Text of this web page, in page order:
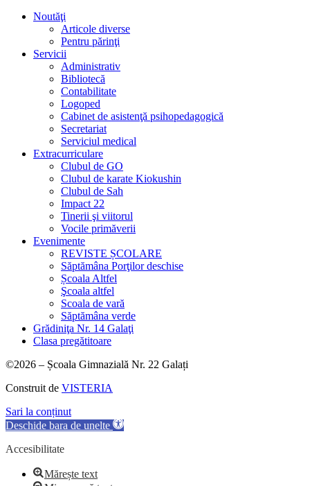
Noutăţi
Articole diverse
Pentru părinţi
Servicii
Administrativ
Bibliotecă
Contabilitate
Logoped
Cabinet de asistenţă psihopedagogică
Secretariat
Serviciul medical
Extracurriculare
Clubul de GO
Clubul de karate Kiokushin
Clubul de Sah
Impact 22
Tinerii şi viitorul
Vocile primăverii
Evenimente
REVISTE ȘCOLARE
Săptămâna Porţilor deschise
Școala Altfel
Şcoala altfel
Scoala de vară
Săptămâna verde
Grădiniţa Nr. 14 Galaţi
Clasa pregătitoare
©2026 – Școala Gimnazială Nr. 22 Galați
Construit de VISTERIA
Sari la conținut
Deschide bara de unelte
Accesibilitate
Mărește text